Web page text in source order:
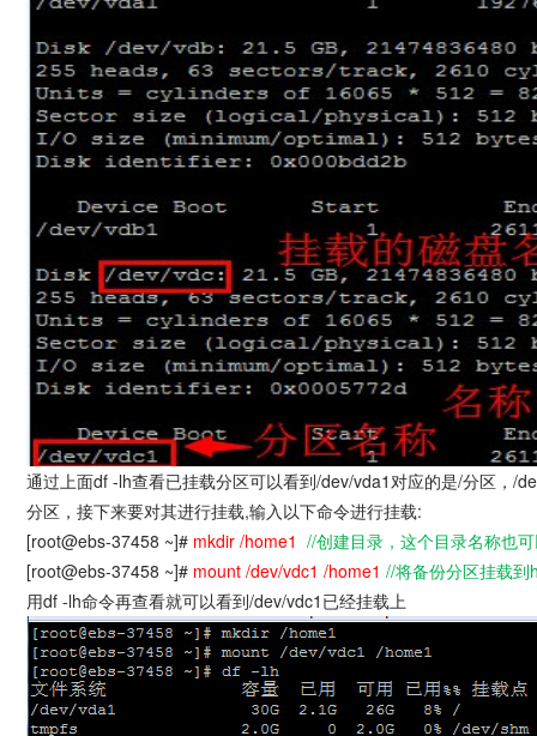
通过上面df -lh查看已挂载分区可以看到/dev/vda1对应的是/分区，/
分区，接下来要对其进行挂载,输入以下命令进行挂载:
[root@ebs-37458 ~]# mkdir /home1 //创建目录，这个目录名称也
[root@ebs-37458 ~]# mount /dev/vdc1 /home1 //将备份分区挂载到
用df -lh命令再查看就可以看到/dev/vdc1已经挂载上